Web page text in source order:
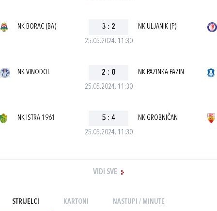
25.05.2024. 11:30
NK BORAC (BA) 3 : 2 NK ULJANIK (P)
25.05.2024. 11:30
NK VINODOL 2 : 0 NK PAZINKA-PAZIN
25.05.2024. 11:30
NK ISTRA 1961 5 : 4 NK GROBNIČAN
VIDI SVE
STRIJELCI KARTONI NASTUPI / MINUTE